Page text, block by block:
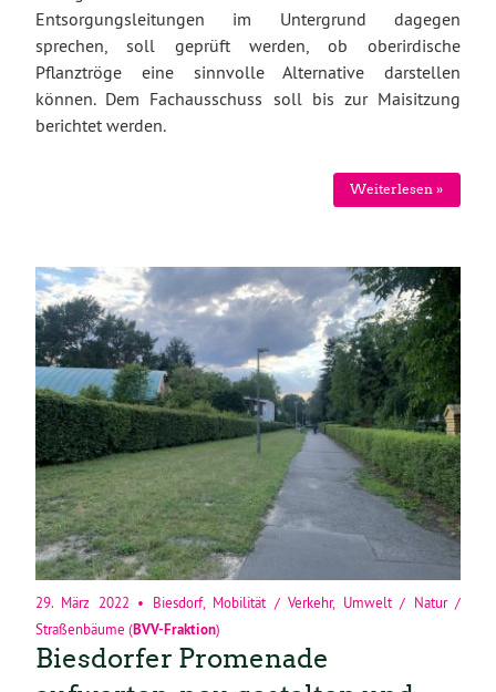
Entsorgungsleitungen im Untergrund dagegen
sprechen, soll geprüft werden, ob oberirdische
Pflanztröge eine sinnvolle Alternative darstellen
können. Dem Fachausschuss soll bis zur Maisitzung
berichtet werden.
Weiterlesen »
29. März 2022 • Biesdorf, Mobilität / Verkehr, Umwelt / Natur /
Straßenbäume (BVV-Fraktion)
Biesdorfer Promenade